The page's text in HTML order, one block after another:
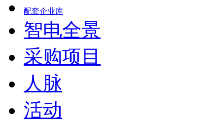
配套企业库
智电全景
采购项目
人脉
活动